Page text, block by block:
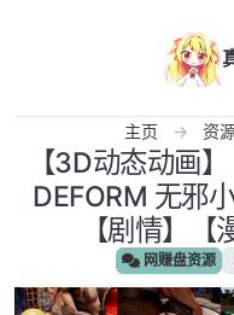
主页 资
【3D动态动画
DEFORM 无邪
【剧情】【
网赚盘资源